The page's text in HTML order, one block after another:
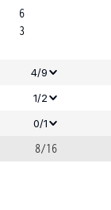
6
3
4/9
1/2
0/1
8/16